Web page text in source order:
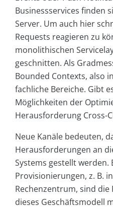
Businessservices finden
Server. Um auch hier
Requests reagieren zu
monolithischen
geschnitten. Als
Bounded Contexts, also
fachliche Bereiche. Gibt
Möglichkeiten der
Herausforderung Cross-
Neue Kanäle bedeuten,
Herausforderungen an
Systems gestellt werden.
Provisionierungen, z. B.
Rechenzentrum, sind
dieses Geschäftsmodell